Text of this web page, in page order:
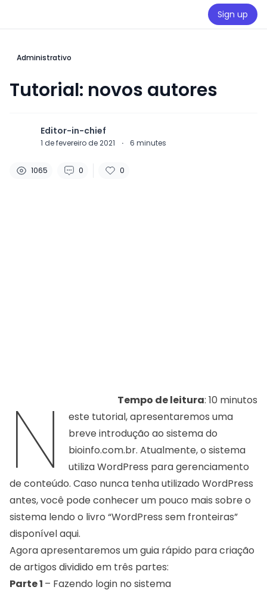
Sign up
Administrativo
Tutorial: novos autores
Editor-in-chief
1 de fevereiro de 2021 · 6 minutes
1065 0 0
Tempo de leitura: 10 minutos
N
este tutorial, apresentaremos uma
breve introdução ao sistema do
bioinfo.com.br. Atualmente, o sistema
utiliza WordPress para gerenciamento
de conteúdo. Caso nunca tenha utilizado WordPress
antes, você pode conhecer um pouco mais sobre o
sistema lendo o livro “WordPress sem fronteiras”
disponívelaqui.
Agora apresentaremos um guia rápido para criação
de artigos dividido em três partes:
Parte 1 – Fazendo login no sistema